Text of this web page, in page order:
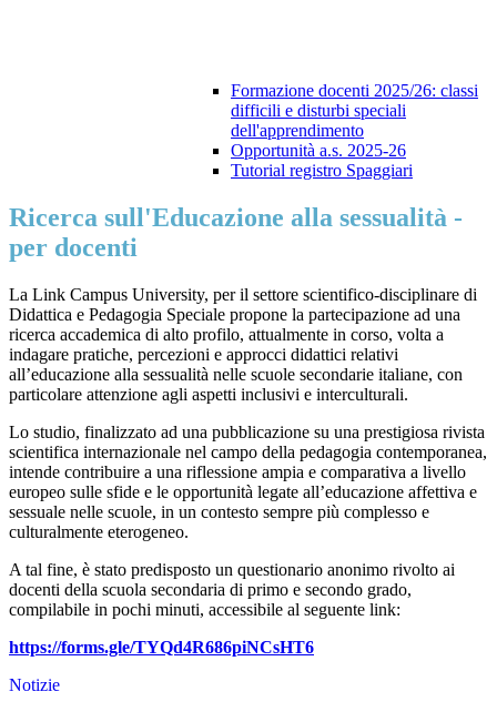
Formazione docenti 2025/26: classi
difficili e disturbi speciali
dell'apprendimento
Opportunità a.s. 2025-26
Tutorial registro Spaggiari
Ricerca sull'Educazione alla sessualità -
per docenti
La Link Campus University, per il settore scientifico-disciplinare di
Didattica e Pedagogia Speciale propone la partecipazione ad una
ricerca accademica di alto profilo, attualmente in corso, volta a
indagare pratiche, percezioni e approcci didattici relativi
all’educazione alla sessualità nelle scuole secondarie italiane, con
particolare attenzione agli aspetti inclusivi e interculturali.
Lo studio, finalizzato ad una pubblicazione su una prestigiosa rivista
scientifica internazionale nel campo della pedagogia contemporanea,
intende contribuire a una riflessione ampia e comparativa a livello
europeo sulle sfide e le opportunità legate all’educazione affettiva e
sessuale nelle scuole, in un contesto sempre più complesso e
culturalmente eterogeneo.
A tal fine, è stato predisposto un questionario anonimo rivolto ai
docenti della scuola secondaria di primo e secondo grado,
compilabile in pochi minuti, accessibile al seguente link:
https://forms.gle/TYQd4R686piNCsHT6
Notizie